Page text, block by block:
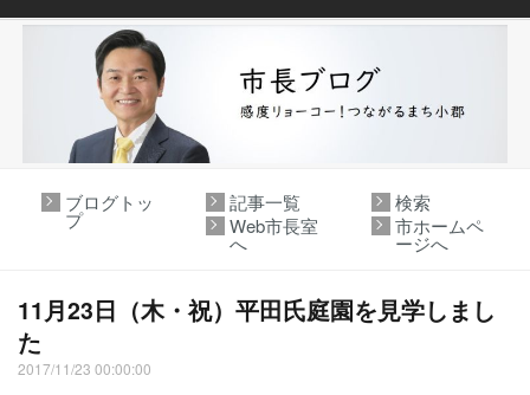
ブログトッ
プ
記事一覧
検索
Web市長室
へ
市ホームペ
ージへ
11月23日（木・祝）平田氏庭園を見学しまし
た
2017/11/23 00:00:00